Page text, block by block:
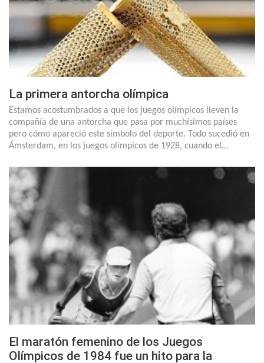
La primera antorcha olímpica
Estamos acostumbrados a que los juegos olímpicos lleven la
compañía de una antorcha que pasa por muchísimos países
pero cómo apareció este símbolo del deporte. Todo sucedió en
Ámsterdam, en los juegos olímpicos de 1928, cuando el…
El maratón femenino de los Juegos
Olímpicos de 1984 fue un hito para la